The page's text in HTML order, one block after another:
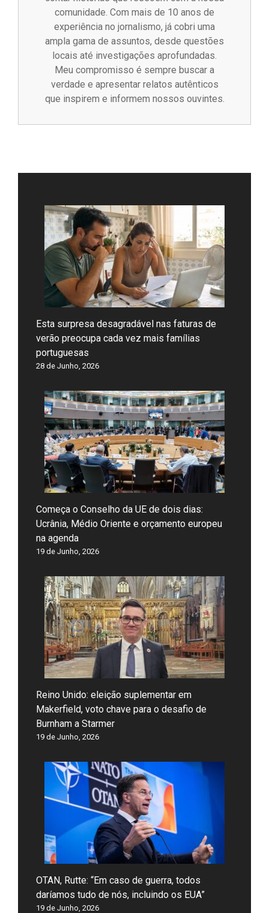
comunidade. Com mais de 10 anos de
experiência no jornalismo, já cobri uma
ampla gama de assuntos, desde questões
locais até investigações aprofundadas.
Meu compromisso é sempre buscar a
verdade e apresentar relatos autênticos
que inspirem e informem nossos ouvintes.
Esta surpresa desagradável nas faturas de
verão preocupa cada vez mais famílias
portuguesas
28 de Junho, 2026
Começa o Conselho da UE de dois dias:
Ucrânia, Médio Oriente e orçamento europeu
na agenda
19 de Junho, 2026
Reino Unido: eleição suplementar em
Makerfield, voto chave para o desafio de
Burnham a Starmer
19 de Junho, 2026
OTAN, Rutte: “Em caso de guerra, todos
daríamos tudo de nós, incluindo os EUA”
19 de Junho, 2026